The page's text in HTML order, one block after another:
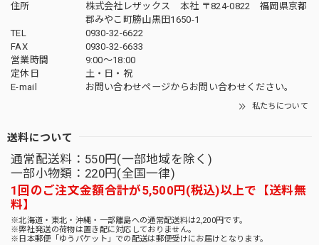
住所
株式会社レザックス 本社 〒824-0822 福岡県京都
郡みやこ町勝山黒田1650-1
TEL
0930-32-6622
FAX
0930-32-6633
営業時間
9:00〜18:00
定休日
土・日・祝
E-mail
お問い合わせページからお問い合わせください。
私たちについて
送料について
通常配送料：550円(一部地域を除く)
一部小物類：220円(全国一律)
1回のご注文金額合計が5,500円(税込)以上で【送料無
料】
※北海道・東北・沖縄・一部離島への通常配送料は2,200円です。
※弊社発送の荷物は置き配に対応しておりません。
※日本郵便「ゆうパケット」での配送は郵便受けにお届けとなります。